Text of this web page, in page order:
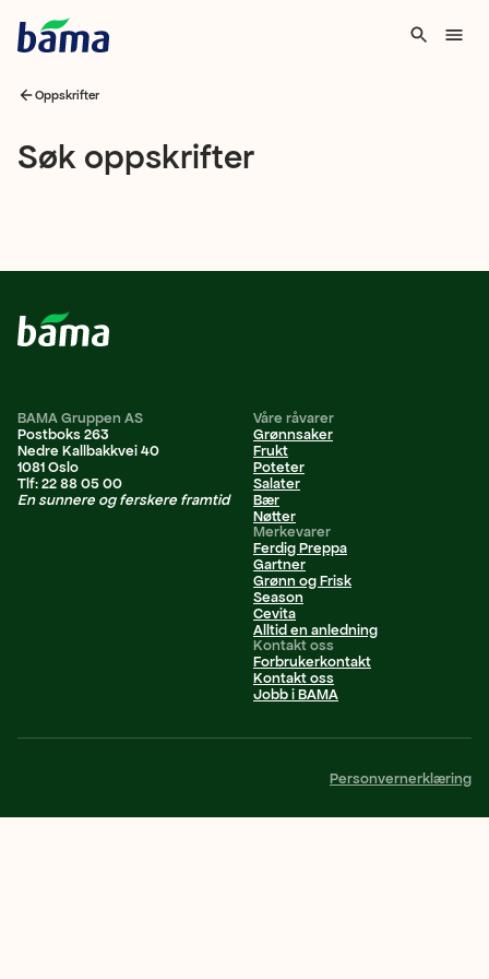
Oppskrifter
Søk
Søk oppskrifter
BAMA Gruppen AS
Postboks 263
Nedre Kallbakkvei 40
1081 Oslo
Tlf: 22 88 05 00
En sunnere og ferskere framtid
Våre råvarer
Grønnsaker
Frukt
Poteter
Salater
Bær
Nøtter
Merkevarer
Ferdig Preppa
Gartner
Grønn og Frisk
Season
Cevita
Alltid en anledning
Kontakt oss
Forbrukerkontakt
Kontakt oss
Jobb i BAMA
Personvernerklæring